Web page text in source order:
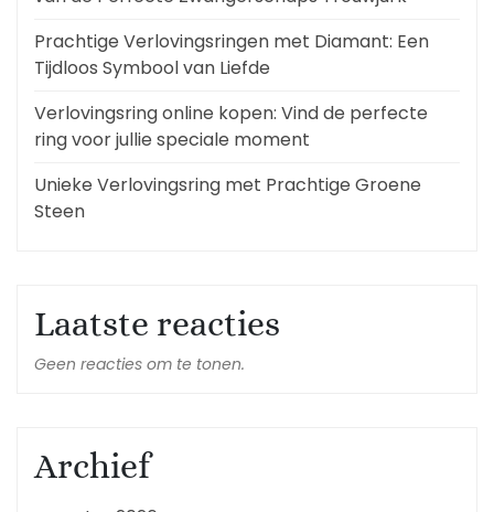
Prachtige Verlovingsringen met Diamant: Een
Tijdloos Symbool van Liefde
Verlovingsring online kopen: Vind de perfecte
ring voor jullie speciale moment
Unieke Verlovingsring met Prachtige Groene
Steen
Laatste reacties
Geen reacties om te tonen.
Archief